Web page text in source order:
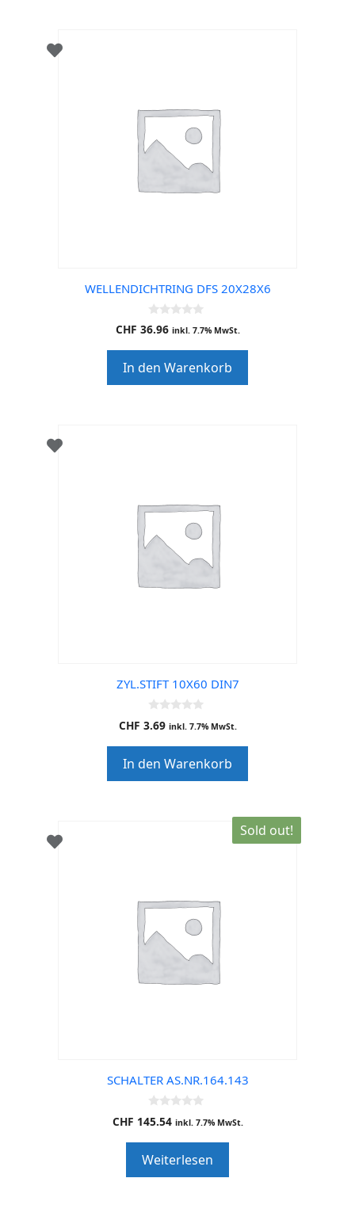
WELLENDICHTRING DFS 20X28X6
0
o
o
f
5
CHF 36.96 inkl. 7.7% MwSt.
In den Warenkorb
ZYL.STIFT 10X60 DIN7
0
o
o
f
5
CHF 3.69 inkl. 7.7% MwSt.
In den Warenkorb
Sold out!
SCHALTER AS.NR.164.143
0
o
o
f
5
CHF 145.54 inkl. 7.7% MwSt.
Weiterlesen